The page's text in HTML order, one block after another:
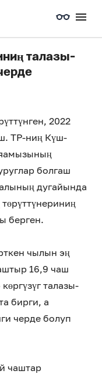
талазы-
2022
ТР-ниң Күш-
болгаш
дугайында
берген.
чылын эң
16,9 чаш
талазы-
бирги, а
черде болуп
чаштар